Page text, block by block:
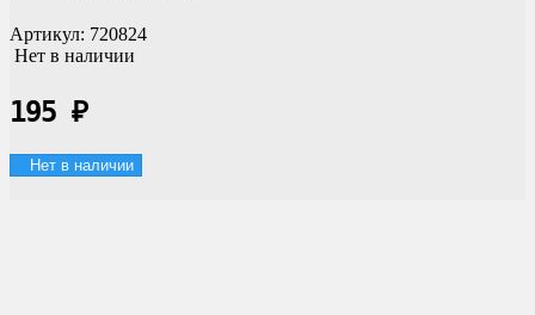
Артикул: 720824
Нет в наличии
195 ₽
Нет в наличии